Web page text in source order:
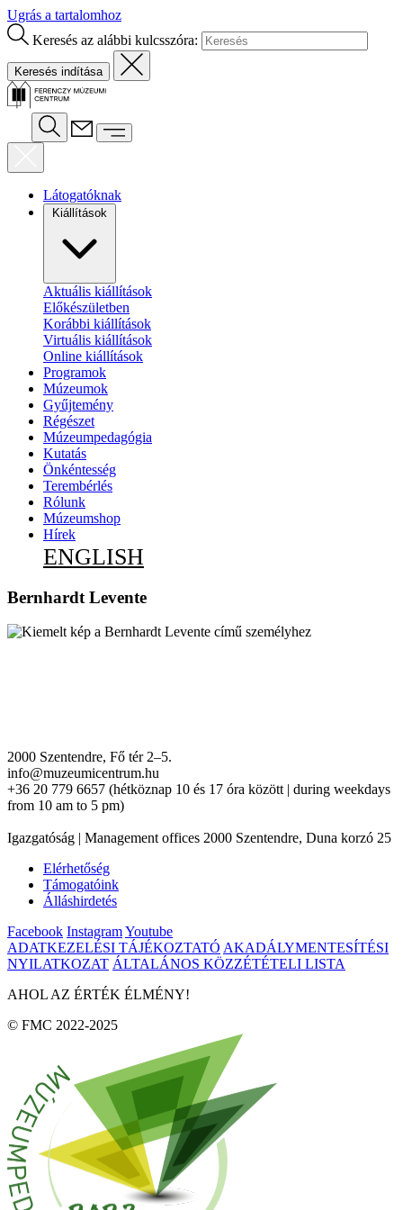
Ugrás a tartalomhoz
Keresés az alábbi kulcsszóra:
Látogatóknak
Kiállítások
Aktuális kiállítások
Előkészületben
Korábbi kiállítások
Virtuális kiállítások
Online kiállítások
Programok
Múzeumok
Gyűjtemény
Régészet
Múzeumpedagógia
Kutatás
Önkéntesség
Terembérlés
Rólunk
Múzeumshop
Hírek
ENGLISH
Bernhardt Levente
2000 Szentendre, Fő tér 2–5.
info@muzeumicentrum.hu
+36 20 779 6657 (hétköznap 10 és 17 óra között | during weekdays
from 10 am to 5 pm)
Igazgatóság | Management offices 2000 Szentendre, Duna korzó 25
Elérhetőség
Támogatóink
Álláshirdetés
Facebook InstagramYoutube
ADATKEZELÉSI TÁJÉKOZTATÓ AKADÁLYMENTESÍTÉSI
NYILATKOZAT ÁLTALÁNOS KÖZZÉTÉTELI LISTA
AHOL AZ ÉRTÉK ÉLMÉNY!
© FMC 2022-2025